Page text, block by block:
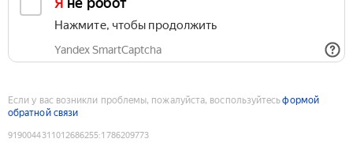
Нажмите, чтобы продолжить
Yandex SmartCaptcha
Если у вас возникли проблемы, пожалуйста, воспользуйтесьформой
обратной связи
9190044311012686255:1786209773